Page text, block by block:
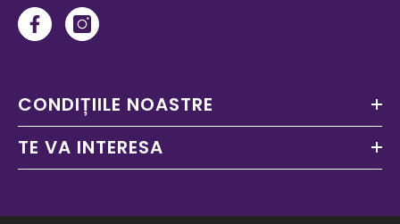
CONDIȚIILE NOASTRE
TE VA INTERESA